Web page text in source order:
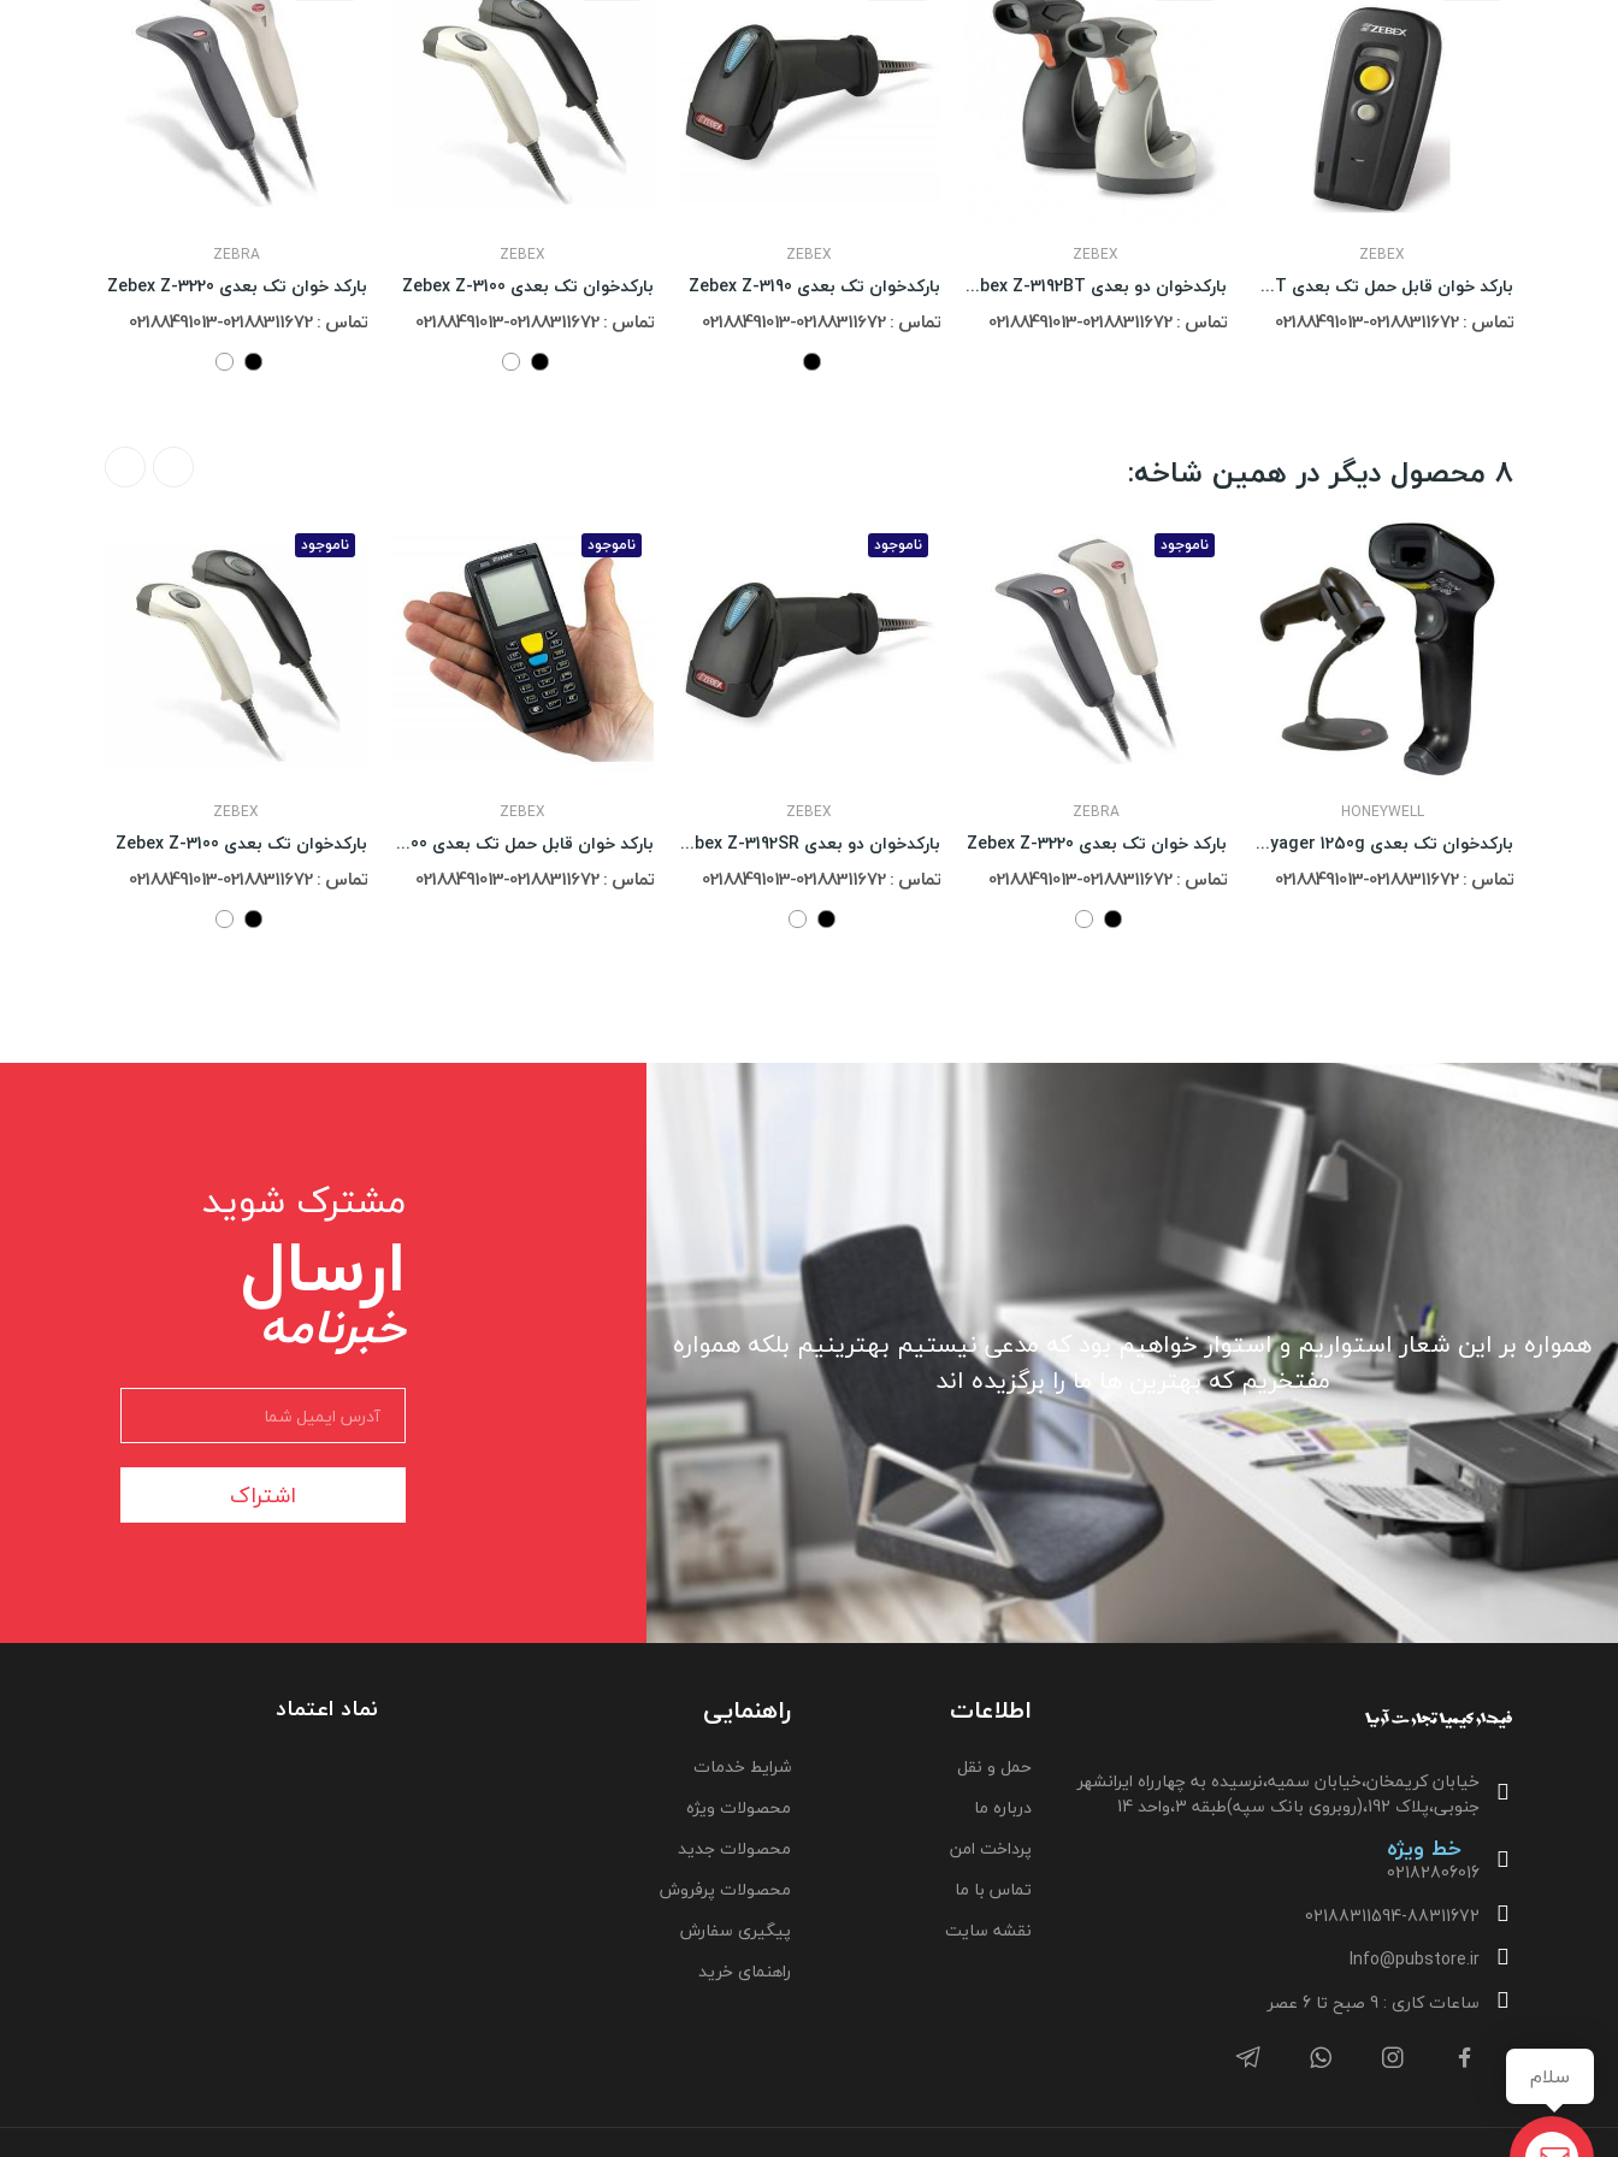
ZEBRA
بارکد خوان تک بعدی Zebex Z-3220
تماس : 02188311672-02188491013
ZEBEX
بارکدخوان تک بعدی Zebex Z-3100
تماس : 02188311672-02188491013
ZEBEX
بارکدخوان تک بعدی Zebex Z-3190
تماس : 02188311672-02188491013
ZEBEX
بارکدخوان دو بعدی Zebex Z-3192BT
تماس : 02188311672-02188491013
ZEBEX
بارکد خوان قابل حمل تک بعدی Zebex Z-3251BT
تماس : 02188311672-02188491013
8 محصول دیگر در همین شاخه:
ناموجود
ZEBEX
بارکدخوان تک بعدی Zebex Z-3100
تماس : 02188311672-02188491013
ناموجود
ZEBEX
بارکد خوان قابل حمل تک بعدی Zebex Z-9000
تماس : 02188311672-02188491013
ناموجود
ZEBEX
بارکدخوان دو بعدی Zebex Z-3192SR
تماس : 02188311672-02188491013
ناموجود
ZEBRA
بارکد خوان تک بعدی Zebex Z-3220
تماس : 02188311672-02188491013
HONEYWELL
بارکدخوان تک بعدی Honeywell Voyager 1250g
تماس : 02188311672-02188491013
همواره بر این شعار استواریم و استوار خواهیم بود که مدعی نیستیم بهترینیم بلکه همواره
مفتخریم که بهترین ها ما را برگزیده اند
مشترک شوید
ارسال
خبرنامه
اشتراک
خیابان کریمخان،خیابان سمیه،نرسیده به چهارراه ایرانشهر
جنوبی،پلاک 192،(روبروی بانک سپه)طبقه 3،واحد 14
خط ویژه
02182806016
02188311594-88311672
Info@pubstore.ir
ساعات کاری : 9 صبح تا 6 عصر
اطلاعات
حمل و نقل
درباره ما
پرداخت امن
تماس با ما
نقشه سایت
راهنمایی
شرایط خدمات
محصولات ویژه
محصولات جدید
محصولات پرفروش
پیگیری سفارش
راهنمای خرید
نماد اعتماد
سلام